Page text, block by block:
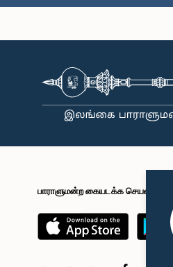
பாராளுமன்ற கையடக்க செயலி